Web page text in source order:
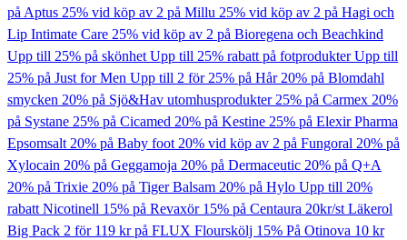
på Aptus 25% vid köp av 2 på Millu 25% vid köp av 2 på Hagi och
Lip Intimate Care 25% vid köp av 2 på Bioregena och Beachkind
Upp till 25% på skönhetUpp till 25% rabatt på fotprodukterUpp till
25% på Just for Men Upp till 2 för 25% på Hår20% på Blomdahl
smycken 20% på Sjö&Hav utomhusprodukter25% på Carmex 20%
på Systane 25% på Cicamed 20% på Kestine 25% på Elexir Pharma
Epsomsalt20% på Baby foot20% vid köp av 2 på Fungoral 20% på
Xylocain 20% på Geggamoja 20% på Dermaceutic 20% på Q+A
20% på Trixie 20% på Tiger Balsam 20% på Hylo Upp till 20%
rabatt Nicotinell 15% på Revaxör 15% på Centaura 20kr/st Läkerol
Big Pack 2 för 119 kr på FLUX Flourskölj 15% På Otinova 10 kr